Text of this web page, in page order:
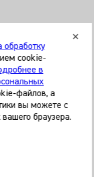
является
Необходима
данный сайт,
сервисом
обработку
cookie-
в
файлов, а
вы можете с
браузера.